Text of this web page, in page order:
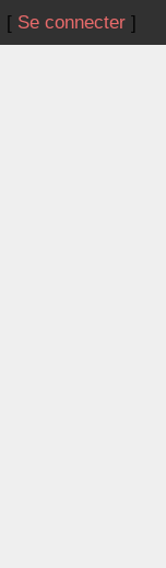
[ Se connecter]